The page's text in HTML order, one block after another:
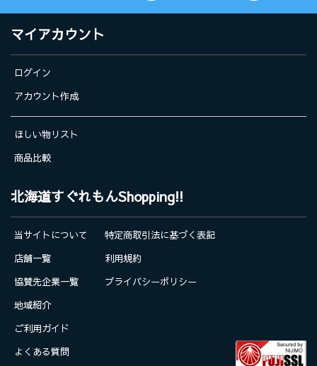
マイアカウント
ログイン
アカウント作成
ほしい物リスト
商品比較
北海道すぐれもんShopping!!
当サイトについて
店舗一覧
協賛先企業一覧
地域紹介
ご利用ガイド
よくある質問
特定商取引法に基づく表記
利用規約
プライバシーポリシー